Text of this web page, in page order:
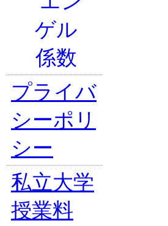
プライバ
シーポリ
シー
私立大学
授業料